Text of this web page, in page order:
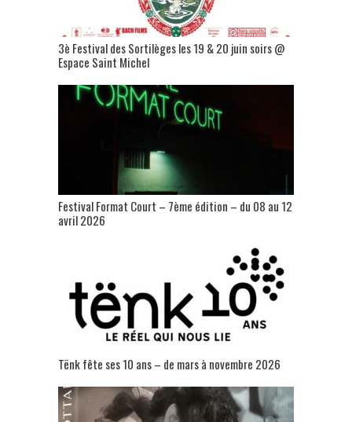
3è Festival des Sortilèges les 19 & 20 juin soirs @
Espace Saint Michel
Festival Format Court – 7ème édition – du 08 au 12
avril 2026
Tënk fête ses 10 ans – de mars à novembre 2026